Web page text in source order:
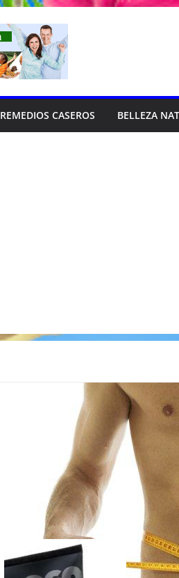
REMEDIOS CASEROS BELLEZA